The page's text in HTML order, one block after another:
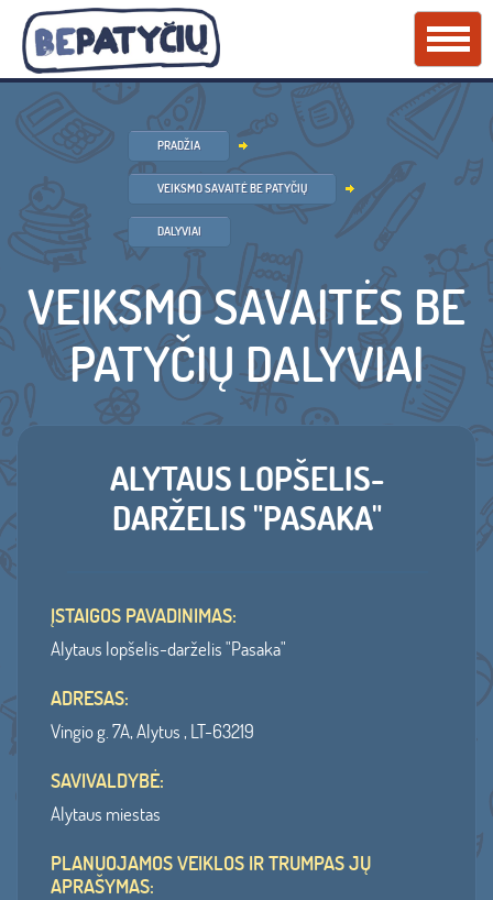
PRADŽIA
VEIKSMO SAVAITĖ BE PATYČIŲ
DALYVIAI
VEIKSMO SAVAITĖS BE
PATYČIŲ DALYVIAI
ALYTAUS LOPŠELIS-
DARŽELIS "PASAKA"
ĮSTAIGOS PAVADINIMAS:
Alytaus lopšelis-darželis "Pasaka"
ADRESAS:
Vingio g. 7A, Alytus , LT-63219
SAVIVALDYBĖ:
Alytaus miestas
PLANUOJAMOS VEIKLOS IR TRUMPAS JŲ
APRAŠYMAS: